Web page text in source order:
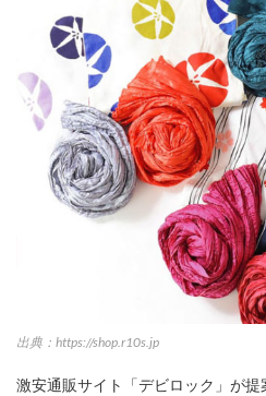
出典：https://shop.r10s.jp
激安通販サイト「デビロック」が